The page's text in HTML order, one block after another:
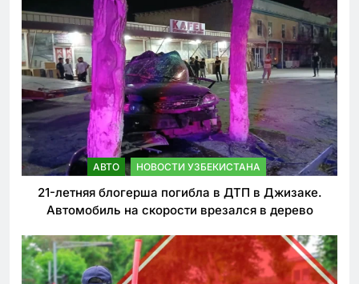
АВТО НОВОСТИ УЗБЕКИСТАНА
21-летняя блогерша погибла в ДТП в Джизаке.
Автомобиль на скорости врезался в дерево